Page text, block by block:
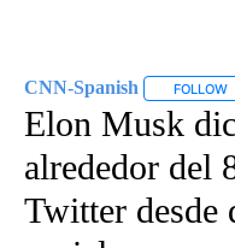
CNN-Spanish FOLLOW
Elon Musk
alrededor del
Twitter desde